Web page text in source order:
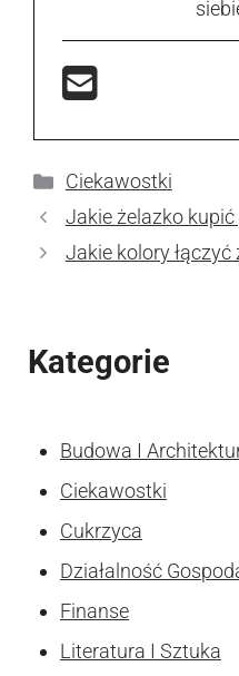
Kategorie
Ciekawostki
Jakie żelazko
Jakie kolory łączyć
Kategorie
Budowa I
Ciekawostki
Cukrzyca
Działalność
Finanse
Literatura I Sztuka